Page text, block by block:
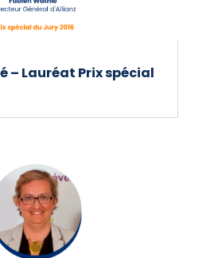
– Lauréat Prix spécial